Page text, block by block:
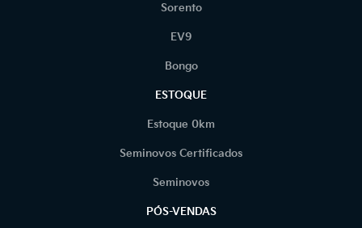
Sorento
EV9
Bongo
ESTOQUE
Estoque 0km
Seminovos Certificados
Seminovos
PÓS-VENDAS